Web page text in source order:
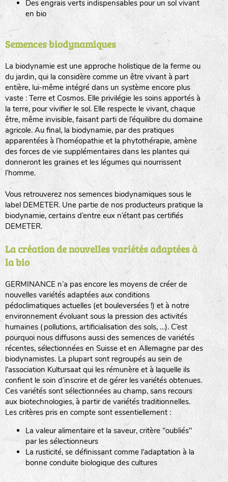
Des engrais verts indispensables pour un sol vivant
en bio
Semences biodynamiques
La biodynamie est une approche holistique de la ferme ou
du jardin, qui la considère comme un être vivant à part
entière, lui-même intégré dans un système encore plus
vaste : Terre et Cosmos. Elle privilégie les soins apportés à
la terre, pour vivifier le sol. Elle respecte le vivant, chaque
être, même invisible, faisant parti de l’équilibre du domaine
agricole. Au final, la biodynamie, par des pratiques
apparentées à l’homéopathie et la phytothérapie, amène
des forces de vie supplémentaires dans les plantes qui
donneront les graines et les légumes qui nourrissent
l’homme.
Vous retrouverez nos semences biodynamiques sous le
label DEMETER. Une partie de nos producteurs pratique la
biodynamie, certains d’entre eux n’étant pas certifiés
DEMETER.
La création de nouvelles variétés adaptées à
la bio
GERMINANCE n’a pas encore les moyens de créer de
nouvelles variétés adaptées aux conditions
pédoclimatiques actuelles (et bouleversées !) et à notre
environnement évoluant sous la pression des activités
humaines (pollutions, artificialisation des sols, …). C’est
pourquoi nous diffusons aussi des semences de variétés
récentes, sélectionnées en Suisse et en Allemagne par des
biodynamistes. La plupart sont regroupés au sein de
l'association Kultursaat qui les rémunère et à laquelle ils
confient le soin d’inscrire et de gérer les variétés obtenues.
Ces variétés sont sélectionnées au champ, sans recours
aux biotechnologies, à partir de variétés traditionnelles.
Les critères pris en compte sont essentiellement :
La valeur alimentaire et la saveur, critère "oubliés"
par les sélectionneurs
La rusticité, se définissant comme l'adaptation à la
bonne conduite biologique des cultures
BINGENHEIMER SAATGUT (BGH)
www.bingenheimersaatgut.de
DE BOLSTER (DBO)
www.bolster.nl
GRAINE DEL PAÏS (GDP)
www.grainesdelpais.com
JARDIN EN’VIE (JEV)
LA BOITE A GRAINES (LBAG)
LA RÉFÉRENCE :F BEL20BPA1A (en haut à gauche)
F : Fleurs.
Les autres catégories étant :
: Engrais vert
L: Légumes
A: Aromatiques
BEL : Code de la variété
(Ici Belle de nuit)
20 : Année de récolte(ici 2020)
BPA : Initiales du producteur ou du fournisseur de la
semence.
1 : Numéro d’ordre du lot
A : Sans calibre.
G: Gros
M: Moyen calibre
P: Petit calibre
animaux sauvages
biodiversité cultivée
Légumes feuilles
Légumes racines
Plantes aromatiques